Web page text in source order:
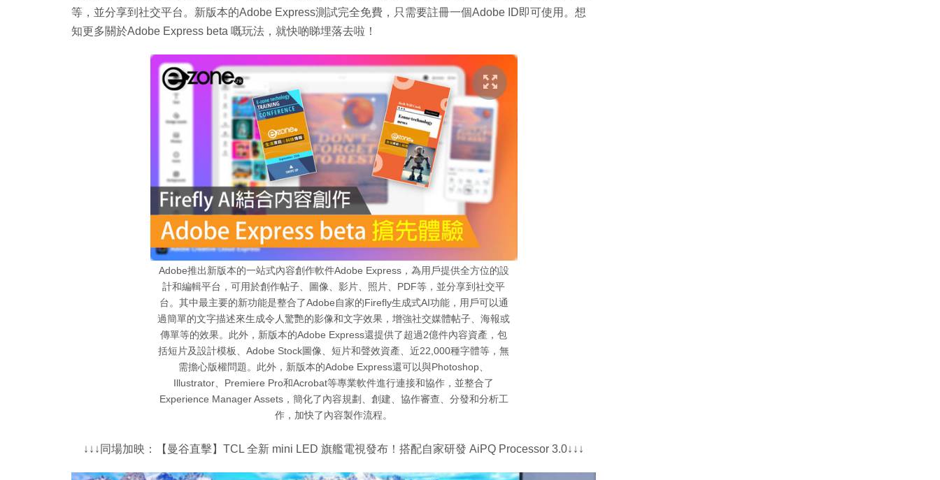
等，並分享到社交平台。新版本的Adobe Express測試完全免費，只需要註冊一個Adobe ID即可使用。想
知更多關於Adobe Express beta 嘅玩法，就快啲睇埋落去啦！
Adobe推出新版本的一站式內容創作軟件Adobe Express，為用戶提供全方位的設
計和編輯平台，可用於創作帖子、圖像、影片、照片、PDF等，並分享到社交平
台。其中最主要的新功能是整合了Adobe自家的Firefly生成式AI功能，用戶可以通
過簡單的文字描述來生成令人驚艷的影像和文字效果，增強社交媒體帖子、海報或
傳單等的效果。此外，新版本的Adobe Express還提供了超過2億件內容資產，包
括短片及設計模板、Adobe Stock圖像、短片和聲效資產、近22,000種字體等，無
需擔心版權問題。此外，新版本的Adobe Express還可以與Photoshop、
Illustrator、Premiere Pro和Acrobat等專業軟件進行連接和協作，並整合了
Experience Manager Assets，簡化了內容規劃、創建、協作審查、分發和分析工
作，加快了內容製作流程。
↓↓↓同場加映：【曼谷直擊】TCL 全新 mini LED 旗艦電視發布！搭配自家研發 AiPQ Processor 3.0↓↓↓